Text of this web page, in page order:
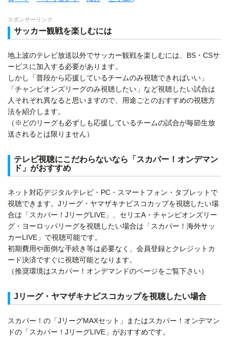
スポンサーリンク
サッカー観戦を楽しむには
地上波のテレビ放送以外でサッカー観戦を楽しむには、BS・CSサ
ービスに加入する必要があります。
しかし「普段から応援しているチームのみ視聴できればいい」
「チャンピオンズリーグのみ視聴したい」など視聴したい試合は
人それぞれ異なると思いますので、用途ごとのおすすめの視聴方
法を紹介します。
（※どのリーグも必ずしも応援しているチームの試合が毎節生放
送されるとは限りません）
テレビ視聴にこだわらないなら「スカパー！オンデマン
ド」がおすすめ
ネット対応デジタルテレビ・PC・スマートフォン・タブレットで
視聴できます。Jリーグ・ヤマザキナビスコカップを視聴したい場
合は「スカパー！JリーグLIVE」、セリエA・チャンピオンズリー
グ・ヨーロッパリーグを視聴したい場合は「スカパー！海外サッ
カーLIVE」で視聴可能です。
初期費用や面倒な手続き等は必要なく、会員登録とクレジットカ
ード決済ですぐに視聴可能となります。
（推奨環境はスカパー！オンデマンドのページをご覧下さい）
Jリーグ・ヤマザキナビスコカップを視聴したい場合
スカパー！の「JリーグMAXセット」またはスカパー！オンデマン
ドの「スカパー！JリーグLIVE」がおすすめです。